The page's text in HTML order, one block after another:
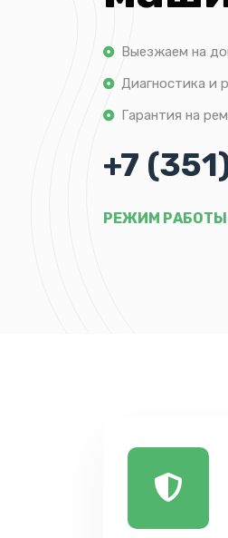
Выезжаем на
Диагностика и
Гарантия на
+7
РЕЖИМ РАБОТЫ